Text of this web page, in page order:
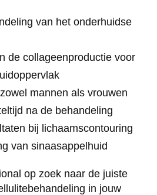
van het onderhuidse
de collageenproductie voor
mannen als vrouwen
na de behandeling
bij lichaamscontouring
van sinaasappelhuid
op zoek naar de juiste
in jouw